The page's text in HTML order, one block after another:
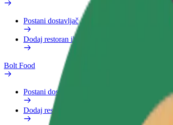
Postani dostavljač
Dodaj restoran ili trgovinu
Bolt Food
Postani dostavljač
Dodaj restoran ili trgovinu